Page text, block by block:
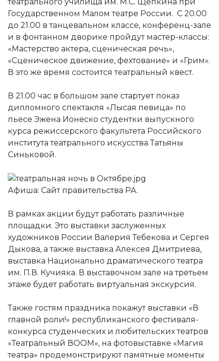
Государственном Малом театре России. С 20.00
до 21.00 в танцевальном классе, конференц-зале
и в фонтанном дворике пройдут мастер-классы:
«Мастерство актера, сценическая речь»,
«Сценическое движение, фехтование» и «Грим».
В это же время состоится театральный квест.
В 21.00 час в большом зале стартует показ
дипломного спектакля «Лысая певица» по
пьесе Эжена Ионеско студентки выпускного
курса режиссерского факультета Российского
института театрального искусства Татьяны
Синьковой.
Афиша: Сайт правительства РА.
В рамках акции будут работать различные
площадки. Это выставки заслуженных
художников России Валерия Тебекова и Сергея
Дыкова, а также выставка Алексея Дмитриева,
выставка Национально драматического театра
им. П.В. Кучияка. В выставочном зале на третьем
этаже будет работать виртуальная экскурсия.
Также гостям праздника покажут выставки «В
главной роли!» республиканского фестиваля-
конкурса студенческих и любительских театров
«Театральный ВООМ», на фотовыставке «Магия
театра» продемонстрируют памятные моменты